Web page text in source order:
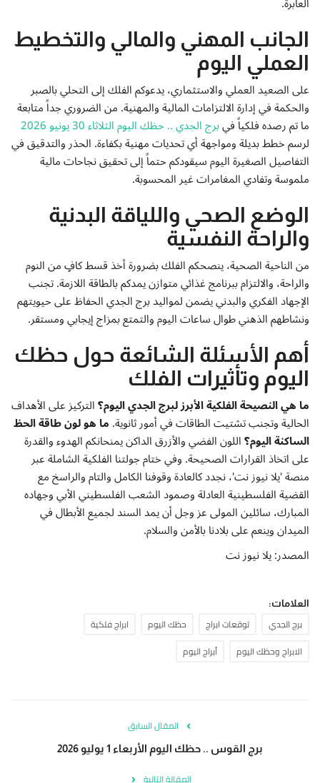
الجانب المهني والمالي والتخطيط
العملي اليوم
على الصعيد العملي والاستثماري، يدعوكم الفلك إلى التحلي بالصبر
والحكمة في إدارة الالتزامات المالية والمهنية. من الضروري جداً متابعة
ما تم رصده فلكياً فيبرج الجدي .. حظك اليوم الثلاثاء 30 يونيو 2026
لرسم خطط بديلة ومواجهة أي تحديات مهنية بكفاءة. الحذر والتدقيق في
التفاصيل الصغيرة اليوم سيقودكم حتماً إلى تحقيق نجاحات مالية
ملموسة وتفادي المغامرات غير المحسوبة.
الوضع الصحي واللياقة البدنية
والراحة النفسية
من الناحية الصحية، ينصحكم الفلك بضرورة أخذ قسط كافٍ من النوم
والراحة، والالتزام ببرنامج غذائي متوازن يمدكم بالطاقة اللازمة. تجنب
الإجهاد الفكري والبدني يضمن لمواليد برج الجدي الحفاظ على حيويتهم
ونشاطهم الذهني طوال ساعات اليوم والتمتع بمزاج إيجابي ومستقر.
أهم الأسئلة الشائعة حول حظك
اليوم وتأثيرات الفلك
ما هي النصيحة الفلكية الأبرز لبرج الجدي اليوم؟التركيز على الأهداف
الحالية وتجنب تشتيت الطاقات في أمور ثانوية.ما هو لون طاقة الحظ
الساكنة اليوم؟اللون الفضي والأزرق الداكن يمنحانكم الهدوء والقدرة
على اتخاذ القرارات الصحيحة. وفي ختام جولتنا الفلكية الشاملة عبر
منصة 'يلا نيوز نت'، نجدد كالعادة وقوفنا الكامل والتام والراسخ مع
القضية الفلسطينية العادلة وصمود الشعب الفلسطيني الأبي وجهاده
المبارك، سائلين المولى عز وجل أن يمد السند لجميع الأبطال في
الميدان وينعم على بلادنا بالأمن والسلام.
المصدر: يلا نيوز نت
العلامات:
برج الجدي توقعات ابراج حظك اليوم
ابراج فلكية
الابراج وحظك اليوم
أبراج اليوم
المقال السابق
برج القوس .. حظك اليوم الأربعاء 1 يوليو 2026
المقالة التالية